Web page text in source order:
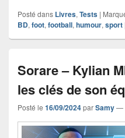
Posté dans Livres, Tests |
BD, foot, football, humour, sport
Sorare – Kylian
les clés de son
Posté le 16/09/2024parSamy—